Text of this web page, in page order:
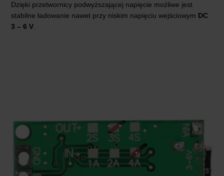
Dzięki przetwornicy podwyższającej napięcie możliwe jest
stabilne ładowanie nawet przy niskim napięciu wejściowym DC
3 – 6 V